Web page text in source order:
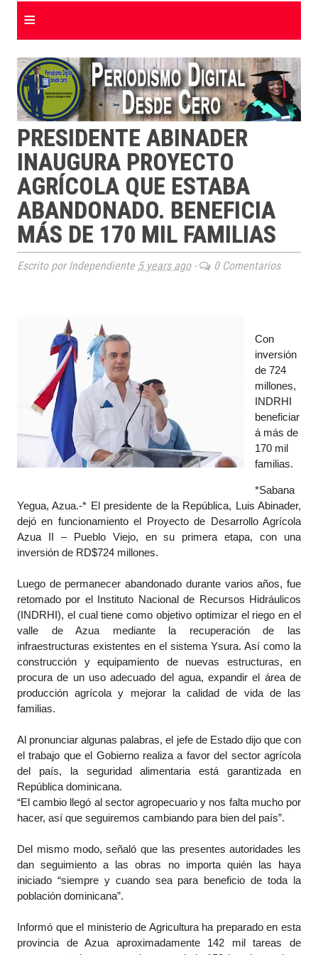
≡
PRESIDENTE ABINADER
INAUGURA PROYECTO
AGRÍCOLA QUE ESTABA
ABANDONADO. BENEFICIA
MÁS DE 170 MIL FAMILIAS
Escrito por Independiente 5 years ago- 0 Comentarios
Con
inversión
de 724
millones,
INDRHI
beneficiar
á más de
170 mil
familias.
*Sabana
Yegua, Azua.-* El presidente de la República, Luis Abinader,
dejó en funcionamiento el Proyecto de Desarrollo Agrícola
Azua II – Pueblo Viejo, en su primera etapa, con una
inversión de RD$724 millones.
Luego de permanecer abandonado durante varios años, fue
retomado por el Instituto Nacional de Recursos Hidráulicos
(INDRHI), el cual tiene como objetivo optimizar el riego en el
valle de Azua mediante la recuperación de las
infraestructuras existentes en el sistema Ysura. Así como la
construcción y equipamiento de nuevas estructuras, en
procura de un uso adecuado del agua, expandir el área de
producción agrícola y mejorar la calidad de vida de las
familias.
Al pronunciar algunas palabras, el jefe de Estado dijo que con
el trabajo que el Gobierno realiza a favor del sector agrícola
del país, la seguridad alimentaria está garantizada en
República dominicana.
“El cambio llegó al sector agropecuario y nos falta mucho por
hacer, así que seguiremos cambiando para bien del país”.
Del mismo modo, señaló que las presentes autoridades les
dan seguimiento a las obras no importa quién las haya
iniciado “siempre y cuando sea para beneficio de toda la
población dominicana”.
Informó que el ministerio de Agricultura ha preparado en esta
provincia de Azua aproximadamente 142 mil tareas de